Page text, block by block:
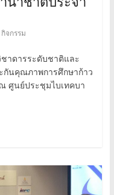
กิจกรรม
ชาดารระดับชาติและ
กันคุณภาพการศึกษาก้าว
ศูนย์ประชุมไบเทคบา